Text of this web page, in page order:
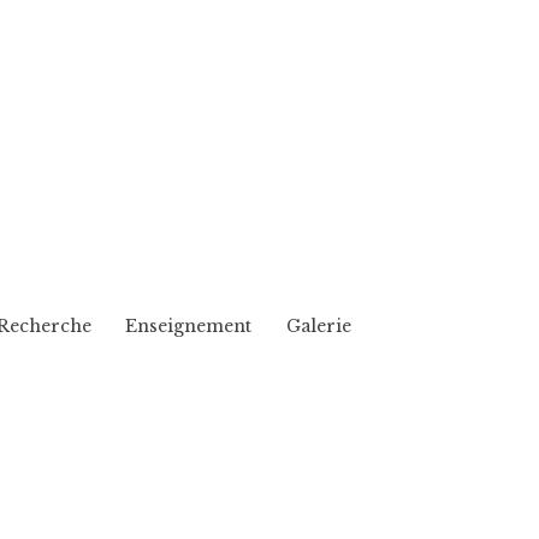
Enseignement Galerie